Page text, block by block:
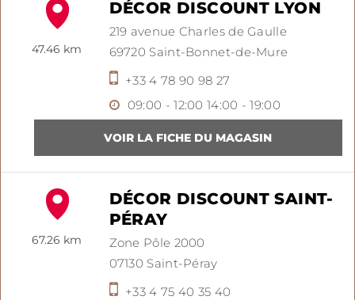
47.46 km
DÉCOR DISCOUNT LYON
219 avenue Charles de Gaulle
69720 Saint-Bonnet-de-Mure
+33 4 78 90 98 27
09:00 - 12:00 14:00 - 19:00
67.26 km
DÉCOR DISCOUNT SAINT-
PÉRAY
Zone Pôle 2000
07130 Saint-Péray
+33 4 75 40 35 40